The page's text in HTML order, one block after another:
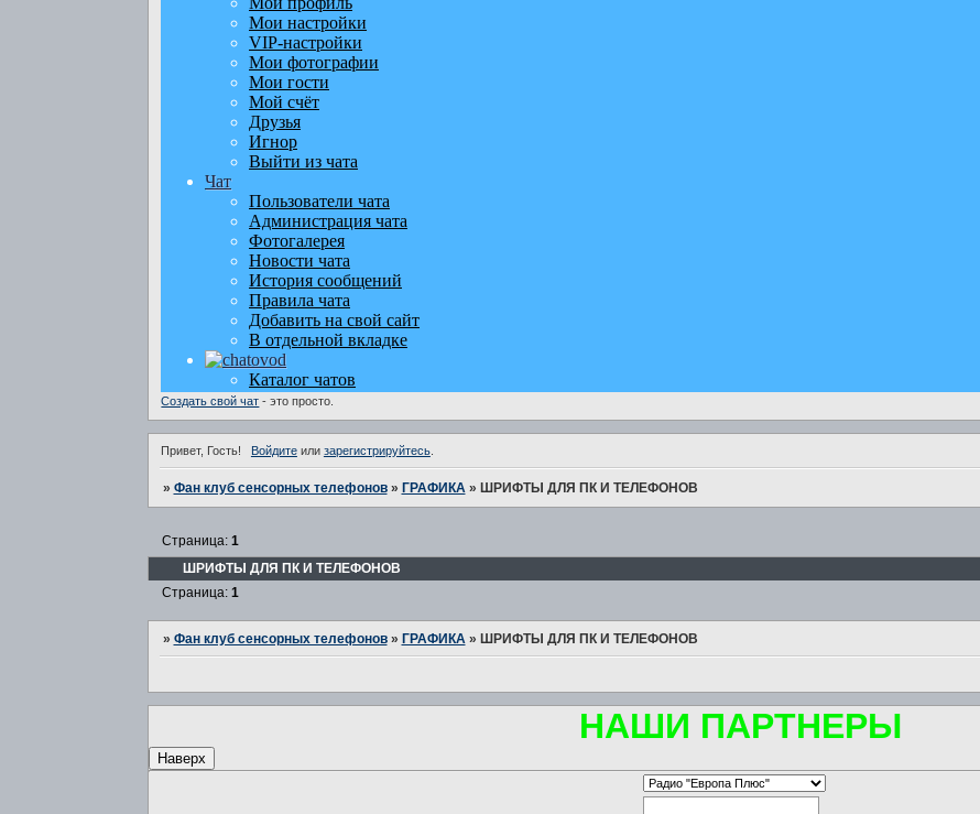
Создать свой чат - это просто.
Привет, Гость! Войдитеили зарегистрируйтесь.
» Фан клуб сенсорных телефонов » ГРАФИКА » ШРИФТЫ ДЛЯ ПК И ТЕЛЕФОНОВ
ШРИФТЫ ДЛЯ ПК И ТЕЛЕФОНОВ
Страница: 1
Страница: 1
» Фан клуб сенсорных телефонов » ГРАФИКА » ШРИФТЫ ДЛЯ ПК И ТЕЛЕФОНОВ
НАШИ ПАРТНЕРЫ
Наверх